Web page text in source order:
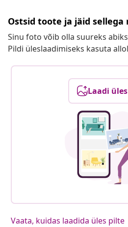
Ostsid toote ja jäid sellega
Sinu foto võib olla suureks
Pildi üleslaadimiseks kasuta
Laadi
Vaata, kuidas laadida üles pilte